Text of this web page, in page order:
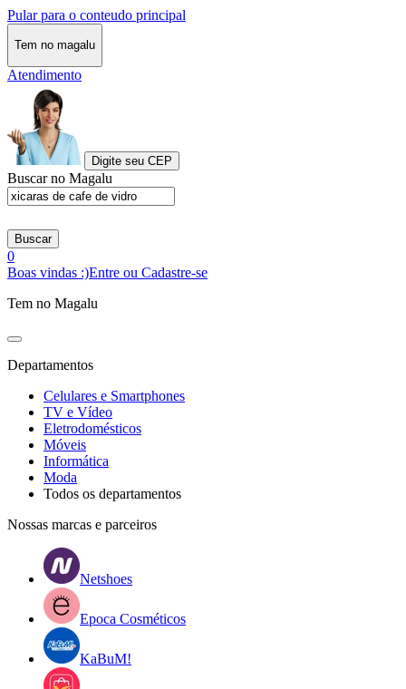
Pular para o conteudo principal
Tem no magalu
Atendimento
Digite seu CEP
Buscar no Magalu
Buscar
0
Boas vindas :)Entre ou Cadastre-se
Tem no Magalu
Departamentos
Celulares e Smartphones
TV e Vídeo
Eletrodomésticos
Móveis
Informática
Moda
Todos os departamentos
Nossas marcas e parceiros
Netshoes
Epoca Cosméticos
KaBuM!